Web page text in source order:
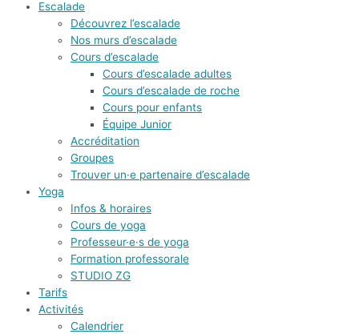
Escalade
Découvrez l’escalade
Nos murs d’escalade
Cours d’escalade
Cours d’escalade adultes
Cours d’escalade de roche
Cours pour enfants
Équipe Junior
Accréditation
Groupes
Trouver un·e partenaire d’escalade
Yoga
Infos & horaires
Cours de yoga
Professeur·e·s de yoga
Formation professorale
STUDIO ZG
Tarifs
Activités
Calendrier